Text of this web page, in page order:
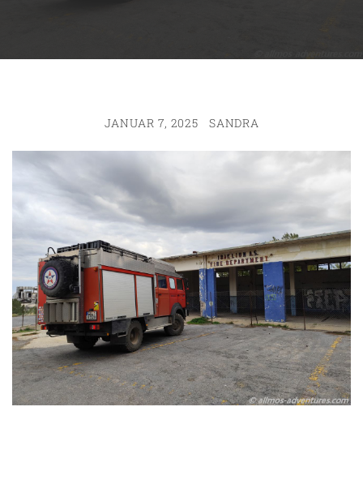
JANUAR 7, 2025 SANDRA